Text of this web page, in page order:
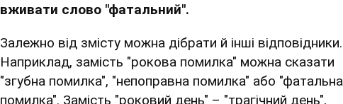
вживати слово "фатальний".
Залежно від змісту можна дібрати й інші відповідники.
Наприклад, замість "рокова помилка" можна сказати
"згубна помилка", "непоправна помилка" або "фатальна
помилка". Замість "роковий день" – "трагічний день",